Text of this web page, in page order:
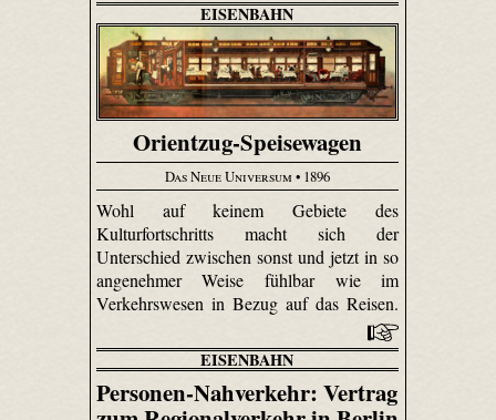
EISENBAHN
Orientzug-Speisewagen
Das Neue Universum• 1896
Wohl auf keinem Gebiete des
Kulturfortschritts macht sich der
Unterschied zwischen sonst und jetzt in so
angenehmer Weise fühlbar wie im
Verkehrswesen in Bezug auf das Reisen.
EISENBAHN
Personen-Nahverkehr: Vertrag